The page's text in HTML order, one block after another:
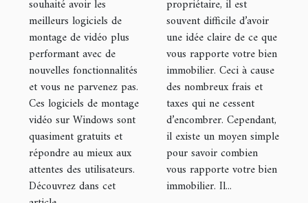
souhaité avoir les
meilleurs logiciels de
montage de vidéo plus
performant avec de
nouvelles fonctionnalités
et vous ne parvenez pas.
Ces logiciels de montage
vidéo sur Windows sont
quasiment gratuits et
répondre au mieux aux
attentes des utilisateurs.
Découvrez dans cet
propriétaire, il est
souvent difficile d’avoir
une idée claire de ce que
vous rapporte votre bien
immobilier. Ceci à cause
des nombreux frais et
taxes qui ne cessent
d’encombrer. Cependant,
il existe un moyen simple
pour savoir combien
vous rapporte votre bien
immobilier. Il...